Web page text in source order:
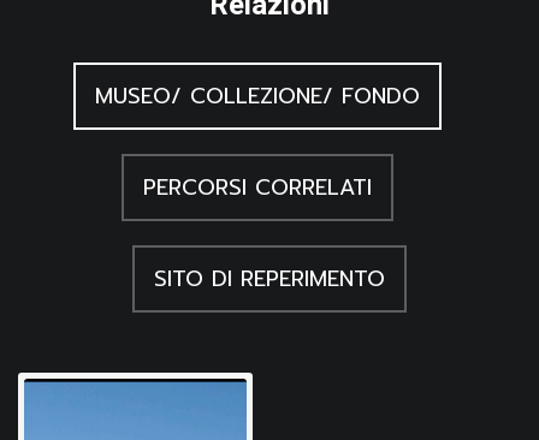
MUSEO/ COLLEZIONE/ FONDO
PERCORSI CORRELATI
SITO DI REPERIMENTO